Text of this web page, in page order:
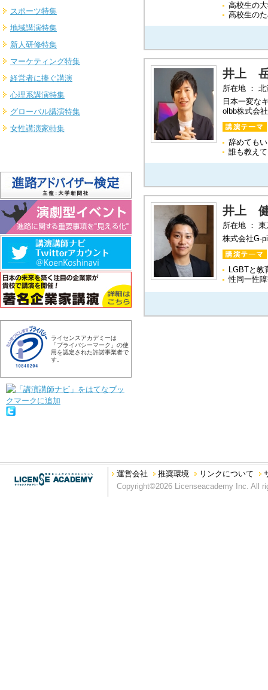
スポーツ特集
地域講演特集
新人研修特集
マーケティング特集
経営者に捧ぐ講演
心理系講演特集
グローバル講演特集
女性講演家特集
ライセンスアカデミーは
「プライバシーマーク」の使
用を認定された許諾事業者で
す。
高校生の
高校生の
井上
所在地 ：
日本一変な
olbb株式会
辞めても
誰も教え
井上
所在地 ：
株式会社G-
LGBTと教
性同一性
運営会社 推奨環境 リンクについて
Copyright©2026 Licenseacademy Inc. All